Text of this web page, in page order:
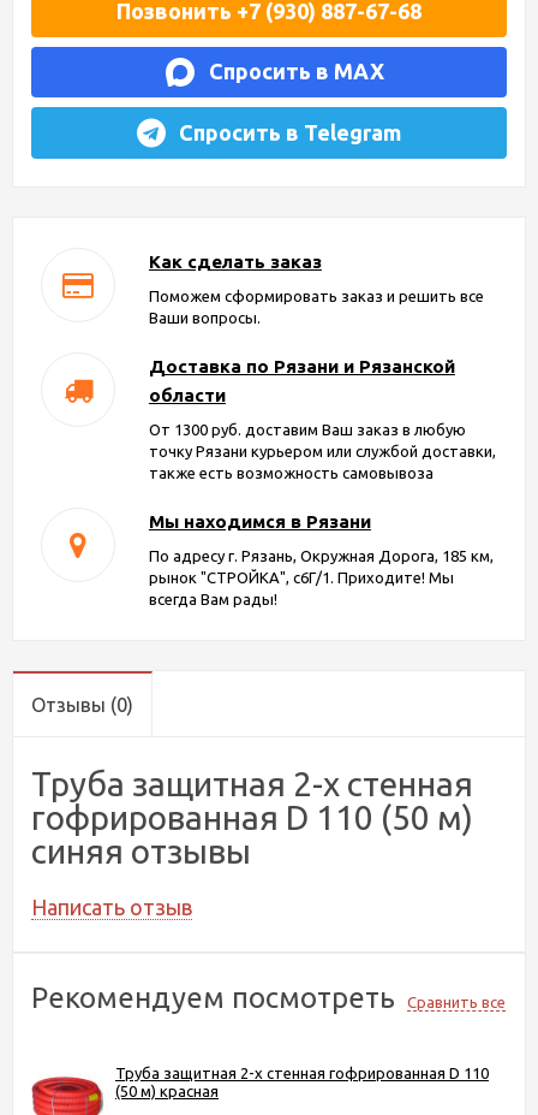
Позвонить +7 (930) 887-67-68
Спросить в MAX
Спросить в Telegram
Как сделать заказ
Поможем сформировать заказ и решить все
Ваши вопросы.
Доставка по Рязани и Рязанской
области
От 1300 руб. доставим Ваш заказ в любую
точку Рязани курьером или службой доставки,
также есть возможность самовывоза
Мы находимся в Рязани
По адресу г. Рязань, Окружная Дорога, 185 км,
рынок "СТРОЙКА", с6Г/1. Приходите! Мы
всегда Вам рады!
Отзывы (0)
Труба защитная 2-х стенная
гофрированная D 110 (50 м)
синяя отзывы
Написать отзыв
Рекомендуем посмотреть Сравнить все
Труба защитная 2-х стенная гофрированная D 110
(50 м) красная